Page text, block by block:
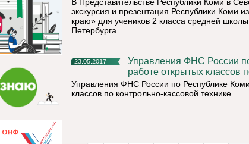
экскурсия и презентация Республики Коми
краю» для учеников 2 класса средней
Петербурга.
23.05.2017
Управления ФНС России по Республике Коми информирует о
работе открытых классов
Управления ФНС России по Республике
классов по контрольно-кассовой технике.